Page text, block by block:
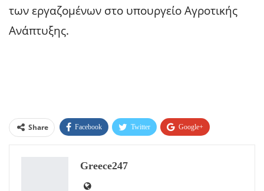
των εργαζομένων στο υπουργείο Αγροτικής
Ανάπτυξης.
Share Facebook Twitter Google+
Greece247